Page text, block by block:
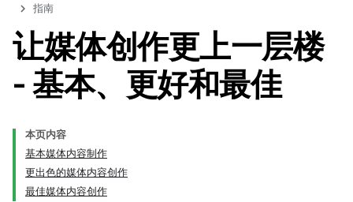
指南
让媒体创作更上一层楼
- 基本、更好和最佳
本页内容
基本媒体内容制作
更出色的媒体内容创作
最佳媒体内容创作